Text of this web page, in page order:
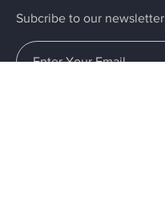
Subcribe to our newsletter